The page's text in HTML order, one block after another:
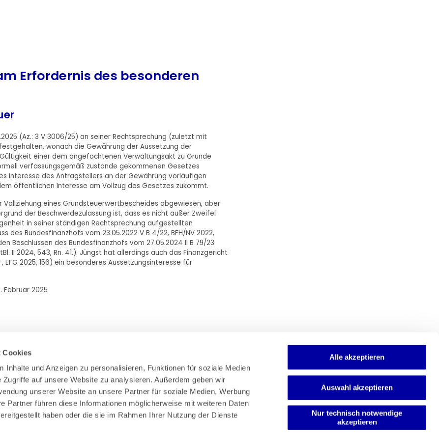
Cookies
Inhalte und Anzeigen zu personalisieren, Funktionen für soziale Medien
Zugriffe auf unsere Website zu analysieren. Außerdem geben wir
unserer Website an unsere Partner für soziale Medien, Werbung
Partner führen diese Informationen möglicherweise mit weiteren Daten
haben oder die sie im Rahmen Ihrer Nutzung der Dienste
Alle akzeptieren
Auswahl akzeptieren
Nur technisch notwendige
akzeptieren
Erfordernis des besonderen
(Az.: 3 V 3006/25) an seiner Rechtsprechung (zuletzt mit
wonach die Gewährung der Aussetzung der
einer dem angefochtenen Verwaltungsakt zu Grunde
verfassungsgemäß zustande gekommenen Gesetzes
Interesse des Antragstellers an der Gewährung vorläufigen
öffentlichen Interesse am Vollzug des Gesetzes zukommt.
eines Grundsteuerwertbescheides abgewiesen, aber
der Beschwerdezulassung ist, dass es nicht außer Zweifel
in seiner ständigen Rechtsprechung aufgestellten
Bundesfinanzhofs vom 23.05.2022 V B 4/22, BFH/NV 2022,
Beschlüssen des Bundesfinanzhofs vom 27.05.2024 II B 79/23
II 2024, 543, Rn. 41.). Jüngst hat allerdings auch das Finanzgericht
EFG 2025, 156) ein besonderes Aussetzungsinteresse für
Februar 2025
Zahlung & Versand
Rücksendungen/Widerrufsbelehrung
Muster Widerrufsformular (PDF)
Newsletter
Mediadaten
Media-Center